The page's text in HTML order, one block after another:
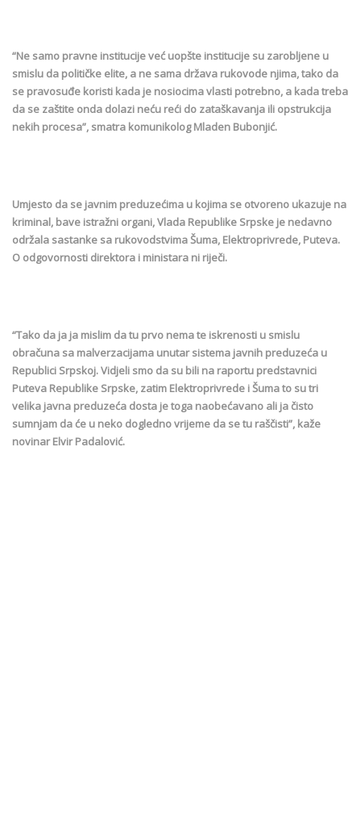
“Ne samo pravne institucije već uopšte institucije su zarobljene u
smislu da političke elite, a ne sama država rukovode njima, tako da
se pravosuđe koristi kada je nosiocima vlasti potrebno, a kada treba
da se zaštite onda dolazi neću reći do zataškavanja ili opstrukcija
nekih procesa”, smatra komunikolog Mladen Bubonjić.
Umjesto da se javnim preduzećima u kojima se otvoreno ukazuje na
kriminal, bave istražni organi, Vlada Republike Srpske je nedavno
održala sastanke sa rukovodstvima Šuma, Elektroprivrede, Puteva.
O odgovornosti direktora i ministara ni riječi.
“Tako da ja ja mislim da tu prvo nema te iskrenosti u smislu
obračuna sa malverzacijama unutar sistema javnih preduzeća u
Republici Srpskoj. Vidjeli smo da su bili na raportu predstavnici
Puteva Republike Srpske, zatim Elektroprivrede i Šuma to su tri
velika javna preduzeća dosta je toga naobećavano ali ja čisto
sumnjam da će u neko dogledno vrijeme da se tu raščisti”, kaže
novinar Elvir Padalović.